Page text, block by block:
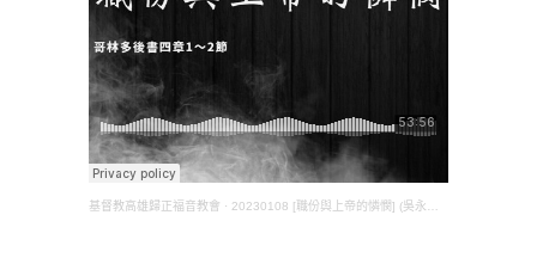
基督教高雄歸正福音教會 · 20230108 [職份與上帝的憐憫] (吳永霖 長老) (林後四1～2)